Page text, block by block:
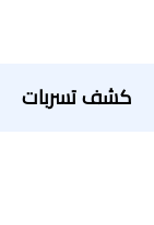
كشف تسربات